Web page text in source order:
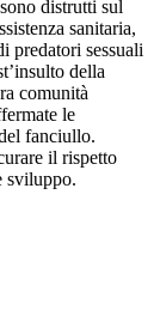
distrutti sul
sanitaria,
predatori sessuali
della
comunità
le
fanciullo.
il rispetto
sviluppo.